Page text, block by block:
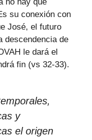
su conexión con
José, el futuro
descendencia de
le dará el
fin (vs 32-33).
y
el origen